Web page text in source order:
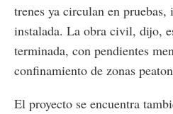
trenes ya circulan en
instalada. La obra civil, dijo,
terminada, con pendientes
confinamiento de zonas
El proyecto se encuentra